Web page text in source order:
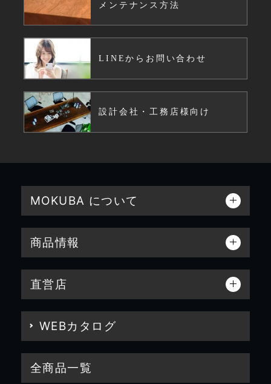
メンテナンス方法
LINEからお問い合わせ
設計会社・工務店様向け
MOKUBA について
商品情報
直営店
WEBカタログ
全商品一覧